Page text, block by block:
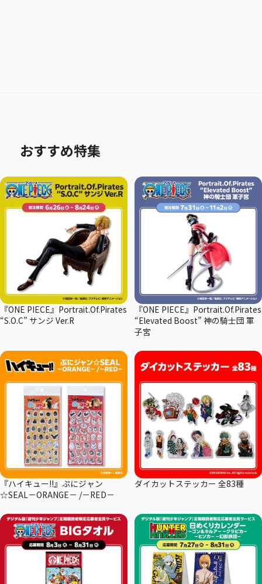
おすすめ特集
『ONE PIECE』Portrait.Of.Pirates
“S.O.C” サンジ Ver.R
『ONE PIECE』Portrait.Of.Pirates
“Elevated Boost” 神の騎士団 軍
子宮
『ハイキュー!!』ぷにジャン
☆SEAL－ORANGE－ /－RED－
ダイカットステッカー 全83種